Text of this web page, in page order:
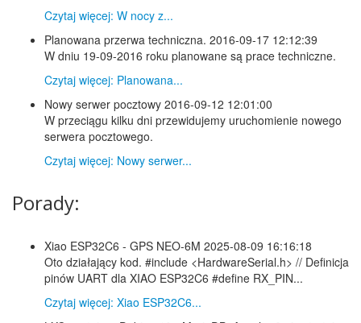
Czytaj więcej: W nocy z...
Planowana przerwa techniczna. 2016-09-17 12:12:39
W dniu 19-09-2016 roku planowane są prace techniczne.
Czytaj więcej: Planowana...
Nowy serwer pocztowy 2016-09-12 12:01:00
W przeciągu kilku dni przewidujemy uruchomienie nowego
serwera pocztowego.
Czytaj więcej: Nowy serwer...
Porady:
Xiao ESP32C6 - GPS NEO-6M 2025-08-09 16:16:18
Oto działający kod. #include <HardwareSerial.h> // Definicja
pinów UART dla XIAO ESP32C6 #define RX_PIN...
Czytaj więcej: Xiao ESP32C6...